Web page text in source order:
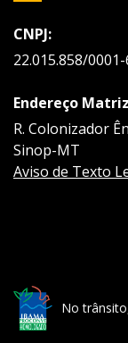
CNPJ:
22.015.858/
Endereço
R. Colonizador
Sinop-MT
Aviso de Texto
No